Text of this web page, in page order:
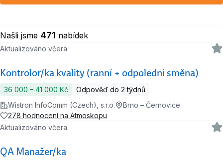
Našli jsme 471 nabídek
Kontrolor/ka kvality (ranní + odpolední směna)
Aktualizováno včera
36 000 ‍–‍ 41 000 Kč
Odpověď do 2 týdnů
Wistron InfoComm (Czech), s.r.o.
Brno – Černovice
278 hodnocení na Atmoskopu
QA Manažer/ka
Aktualizováno včera